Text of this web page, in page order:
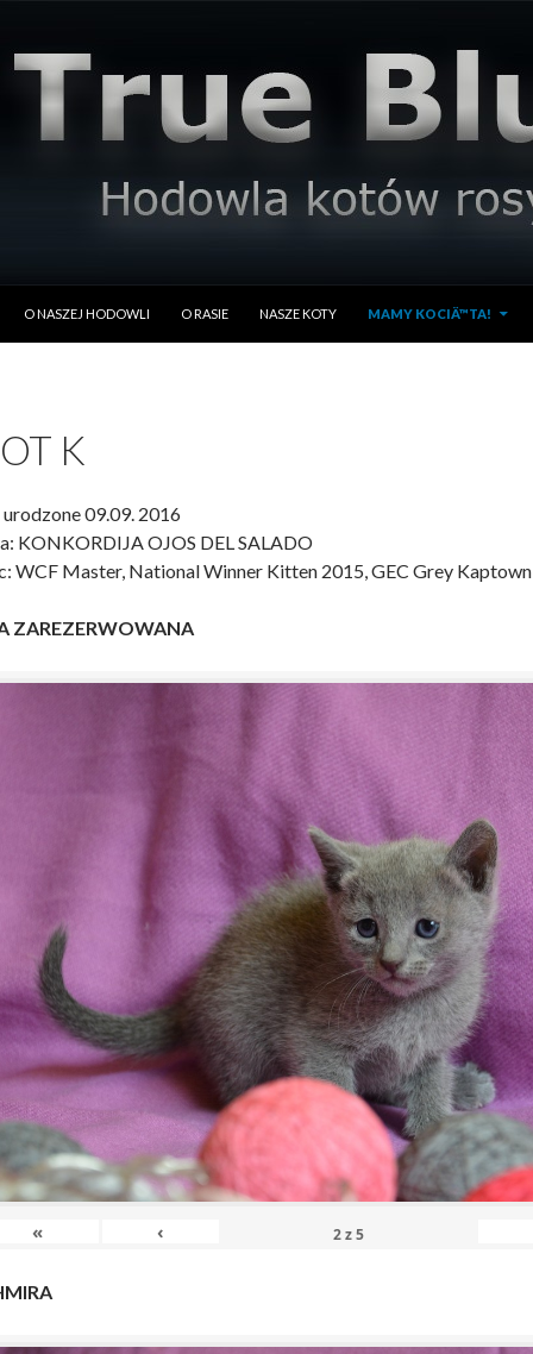
O NASZEJ HODOWLI
O RASIE NASZE KOTY MAMY KOCIÄ™TA!
K
09.09. 2016
KONKORDIJA OJOS DEL SALADO
WCF Master, National Winner Kitten 2015, GEC Grey Kaptown
ZAREZERWOWANA
« ‹ 2z5